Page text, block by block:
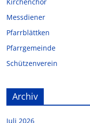
Messdiener
Pfarrblättken
Pfarrgemeinde
Schützenverein
Archiv
Juli 2026